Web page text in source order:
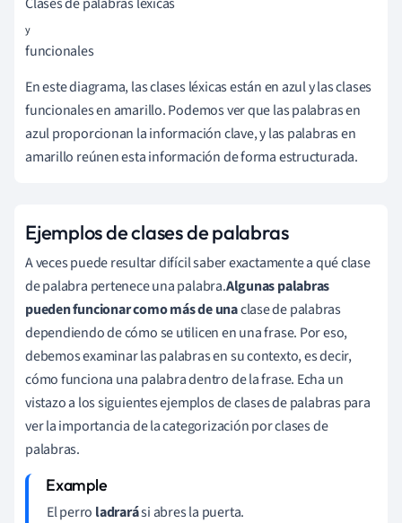
y
funcionales
En este diagrama, las clases léxicas están en azul y las clases
funcionales en amarillo. Podemos ver que las palabras en
azul proporcionan la información clave, y las palabras en
amarillo reúnen esta información de forma estructurada.
Ejemplos de clases de palabras
A veces puede resultar difícil saber exactamente a qué clase
de palabra pertenece una palabra.Algunas palabras
pueden funcionar como más de unaclase de palabras
dependiendo de cómo se utilicen en una frase. Por eso,
debemos examinar las palabras en su contexto, es decir,
cómo funciona una palabra dentro de la frase. Echa un
vistazo a los siguientes ejemplos de clases de palabras para
ver la importancia de la categorización por clases de
palabras.
El perro ladrarási abres la puerta.